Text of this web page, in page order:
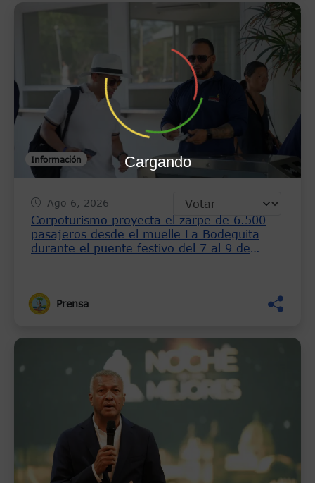
Información
Ago 6, 2026
Corpoturismo proyecta el zarpe de 6.500
pasajeros desde el muelle La Bodeguita
durante el puente festivo del 7 al 9 de
Prensa
Cargando